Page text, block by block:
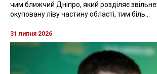
чим ближчий Дніпро, який розділяє
окуповану ліву частину області, тим біль...
31 липня 2026